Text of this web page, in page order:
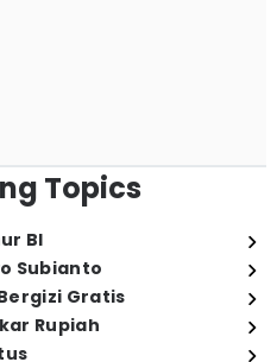
Topics
BI
Subianto
Gratis
Rupiah